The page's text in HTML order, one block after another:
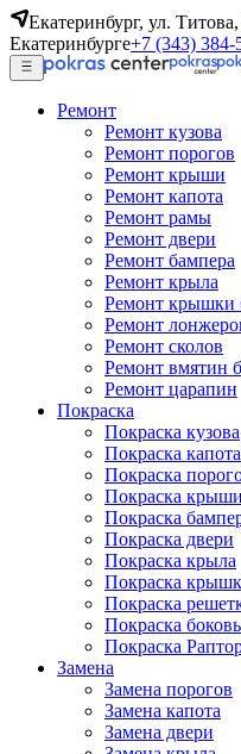
Екатеринбург, ул. Титова,
Екатеринбурге+7 (343) 384-
Ремонт
Ремонт кузова
Ремонт порогов
Ремонт крыши
Ремонт капота
Ремонт рамы
Ремонт двери
Ремонт бампера
Ремонт крыла
Ремонт крышки
Ремонт
Ремонт сколов
Ремонт вмятин
Ремонт царапин
Покраска
Покраска кузова
Покраска капота
Покраска
Покраска крыши
Покраска
Покраска двери
Покраска крыла
Покраска
Покраска
Покраска
Покраска
Замена
Замена порогов
Замена капота
Замена двери